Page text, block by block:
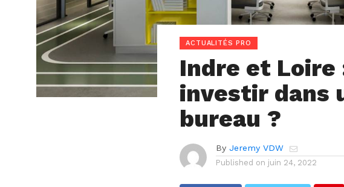
ACTUALITÉS PRO
Indre et Loire
investir dans
bureau ?
By Jeremy VDW
Published on juin 24, 2022